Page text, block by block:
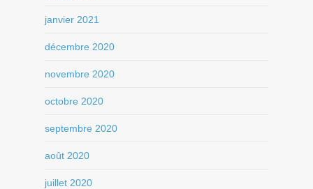
janvier 2021
décembre 2020
novembre 2020
octobre 2020
septembre 2020
août 2020
juillet 2020